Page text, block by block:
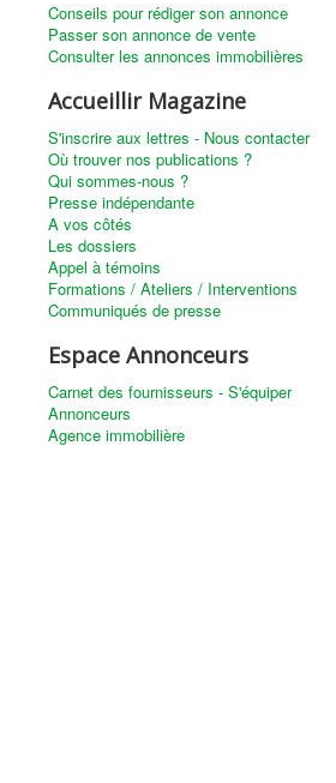
Conseils pour rédiger son annonce
Passer son annonce de vente
Consulter les annonces immobilières
Accueillir Magazine
S'inscrire aux lettres - Nous contacter
Où trouver nos publications ?
Qui sommes-nous ?
Presse indépendante
A vos côtés
Les dossiers
Appel à témoins
Formations / Ateliers / Interventions
Communiqués de presse
Espace Annonceurs
Carnet des fournisseurs - S'équiper
Annonceurs
Agence immobilière